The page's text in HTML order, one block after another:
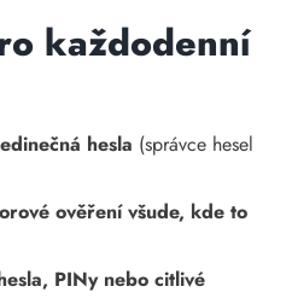
každodenní
hesla (správce hesel
ověření všude, kde to
PINy nebo citlivé